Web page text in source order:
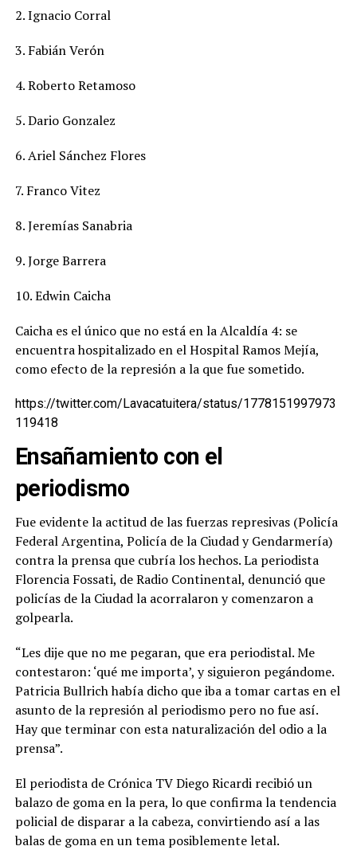
2. Ignacio Corral
3. Fabián Verón
4. Roberto Retamoso
5. Dario Gonzalez
6. Ariel Sánchez Flores
7. Franco Vitez
8. Jeremías Sanabria
9. Jorge Barrera
10. Edwin Caicha
Caicha es el único que no está en la Alcaldía 4: se
encuentra hospitalizado en el Hospital Ramos Mejía,
como efecto de la represión a la que fue sometido.
https://twitter.com/Lavacatuitera/status/1778151997973
119418
Ensañamiento con el
periodismo
Fue evidente la actitud de las fuerzas represivas (Policía
Federal Argentina, Policía de la Ciudad y Gendarmería)
contra la prensa que cubría los hechos. La periodista
Florencia Fossati, de Radio Continental, denunció que
policías de la Ciudad la acorralaron y comenzaron a
golpearla.
“Les dije que no me pegaran, que era periodistal. Me
contestaron: ‘qué me importa’, y siguieron pegándome.
Patricia Bullrich había dicho que iba a tomar cartas en el
asunto de la represión al periodismo pero no fue así.
Hay que terminar con esta naturalización del odio a la
prensa”.
El periodista de Crónica TV Diego Ricardi recibió un
balazo de goma en la pera, lo que confirma la tendencia
policial de disparar a la cabeza, convirtiendo así a las
balas de goma en un tema posiblemente letal.